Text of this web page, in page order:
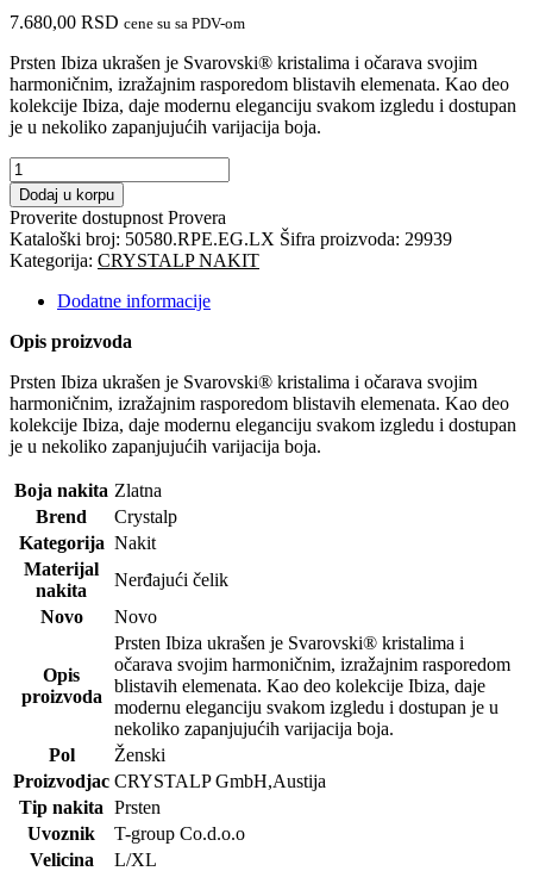
7.680,00 RSD cene su sa PDV-om
Prsten Ibiza ukrašen je Svarovski® kristalima i očarava svojim
harmoničnim, izražajnim rasporedom blistavih elemenata. Kao deo
kolekcije Ibiza, daje modernu eleganciju svakom izgledu i dostupan
je u nekoliko zapanjujućih varijacija boja.
CRYSTALP
nakit
-
Prsten
(SS)-
Swarovski
kristali
količina
Dodaj u korpu
Proverite dostupnost Provera
Kataloški broj: 50580.RPE.EG.LX Šifra proizvoda: 29939
Kategorija: CRYSTALP NAKIT
Dodatne informacije
Opis proizvoda
Prsten Ibiza ukrašen je Svarovski® kristalima i očarava svojim
harmoničnim, izražajnim rasporedom blistavih elemenata. Kao deo
kolekcije Ibiza, daje modernu eleganciju svakom izgledu i dostupan
je u nekoliko zapanjujućih varijacija boja.
Boja nakita Zlatna
Brend
Crystalp
Kategorija Nakit
Materijal
nakita
Nerđajući čelik
Novo
Novo
Opis
proizvoda
Prsten Ibiza ukrašen je Svarovski® kristalima i
očarava svojim harmoničnim, izražajnim rasporedom
blistavih elemenata. Kao deo kolekcije Ibiza, daje
modernu eleganciju svakom izgledu i dostupan je u
nekoliko zapanjujućih varijacija boja.
Pol
Ženski
Proizvodjac CRYSTALP GmbH,Austija
Tip nakita Prsten
Uvoznik
T-group Co.d.o.o
Velicina
L/XL